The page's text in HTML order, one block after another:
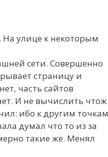
улице к некоторым
сети. Совершенно
страницу и
часть сайтов
И не вычислить чтож
ибо к другим точкам
думал что то из за
такие же. Менял